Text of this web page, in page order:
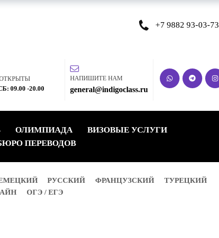
+7 9882 93-03-73
09.00 -20.00
НАПИШИТЕ НАМ
general@indigoclass.ru
ОЛИМПИАДА
ВИЗОВЫЕ УСЛУГИ
ПЕРЕВОДОВ
РУССКИЙ ФРАНЦУЗСКИЙ
ТУРЕЦКИЙ
ОГЭ / ЕГЭ